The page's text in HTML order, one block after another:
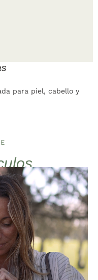
para piel, cabello y